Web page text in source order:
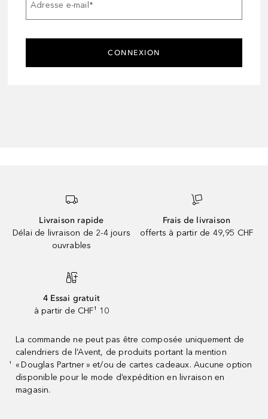
Adresse e-mail*
CONNEXION
Livraison rapide
Délai de livraison de 2-4 jours
ouvrables
Frais de livraison
offerts à partir de 49,95 CHF
4 Essai gratuit
à partir de CHF¹ 10
¹
La commande ne peut pas être composée uniquement de
calendriers de l’Avent, de produits portant la mention
« Douglas Partner » et/ou de cartes cadeaux. Aucune option
disponible pour le mode d’expédition en livraison en
magasin.